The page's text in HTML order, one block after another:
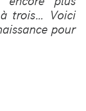
trois… Voici
pour